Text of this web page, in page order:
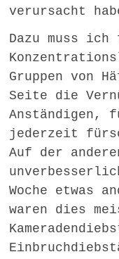
verursacht
Dazu muss
Gruppen von
Seite die
Anständigen,
jederzeit
Auf der
Woche etwas
waren dies